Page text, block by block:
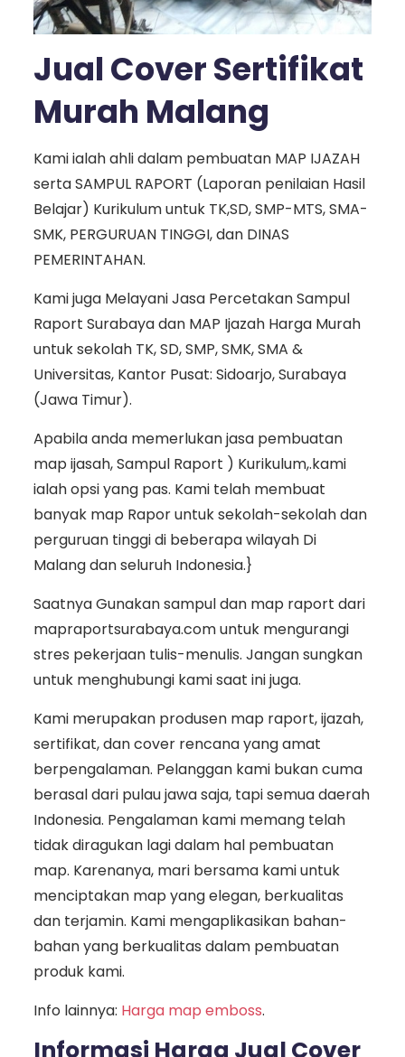
Jual Cover Sertifikat
Murah Malang
Kami ialah ahli dalam pembuatan MAP IJAZAH
serta SAMPUL RAPORT (Laporan penilaian Hasil
Belajar) Kurikulum untuk TK,SD, SMP-MTS, SMA-
SMK, PERGURUAN TINGGI, dan DINAS
PEMERINTAHAN.
Kami juga Melayani Jasa Percetakan Sampul
Raport Surabaya dan MAP Ijazah Harga Murah
untuk sekolah TK, SD, SMP, SMK, SMA &
Universitas, Kantor Pusat: Sidoarjo, Surabaya
(Jawa Timur).
Apabila anda memerlukan jasa pembuatan
map ijasah, Sampul Raport ) Kurikulum,.kami
ialah opsi yang pas. Kami telah membuat
banyak map Rapor untuk sekolah-sekolah dan
perguruan tinggi di beberapa wilayah Di
Malang dan seluruh Indonesia.}
Saatnya Gunakan sampul dan map raport dari
mapraportsurabaya.com untuk mengurangi
stres pekerjaan tulis-menulis. Jangan sungkan
untuk menghubungi kami saat ini juga.
Kami merupakan produsen map raport, ijazah,
sertifikat, dan cover rencana yang amat
berpengalaman. Pelanggan kami bukan cuma
berasal dari pulau jawa saja, tapi semua daerah
Indonesia. Pengalaman kami memang telah
tidak diragukan lagi dalam hal pembuatan
map. Karenanya, mari bersama kami untuk
menciptakan map yang elegan, berkualitas
dan terjamin. Kami mengaplikasikan bahan-
bahan yang berkualitas dalam pembuatan
produk kami.
Info lainnya: Harga map emboss.
Informasi Harga Jual Cover